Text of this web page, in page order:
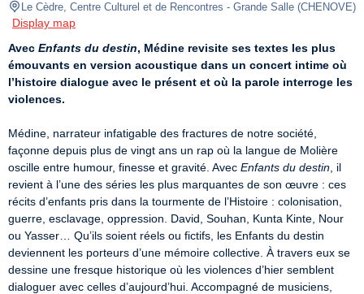
Le Cèdre, Centre Culturel et de Rencontres - Grande Salle (CHENOVE)
Display map
Avec Enfants du destin, Médine revisite ses textes les plus
émouvants en version acoustique dans un concert intime où
l’histoire dialogue avec le présent et où la parole interroge les
violences.
Médine, narrateur infatigable des fractures de notre société,
façonne depuis plus de vingt ans un rap où la langue de Molière
oscille entre humour, finesse et gravité. Avec Enfants du destin , il
revient à l’une des séries les plus marquantes de son œuvre : ces
récits d’enfants pris dans la tourmente de l’Histoire : colonisation,
guerre, esclavage, oppression. David, Souhan, Kunta Kinte, Nour
ou Yasser… Qu’ils soient réels ou fictifs, les Enfants du destin
deviennent les porteurs d’une mémoire collective. À travers eux se
dessine une fresque historique où les violences d’hier semblent
dialoguer avec celles d’aujourd’hui. Accompagné de musiciens,